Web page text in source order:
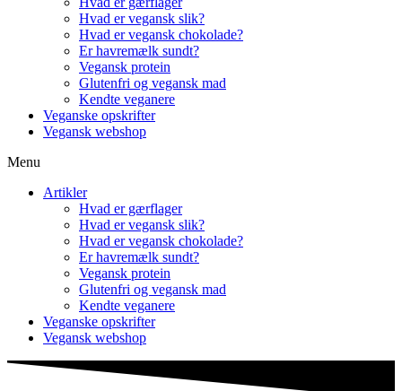
Hvad er vegansk slik?
Hvad er vegansk chokolade?
Er havremælk sundt?
Vegansk protein
Glutenfri og vegansk mad
Kendte veganere
Veganske opskrifter
Vegansk webshop
Menu
Artikler
Hvad er gærflager
Hvad er vegansk slik?
Hvad er vegansk chokolade?
Er havremælk sundt?
Vegansk protein
Glutenfri og vegansk mad
Kendte veganere
Veganske opskrifter
Vegansk webshop